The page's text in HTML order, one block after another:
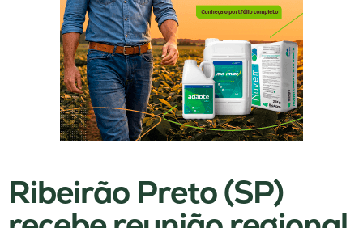
Ribeirão Preto (SP)